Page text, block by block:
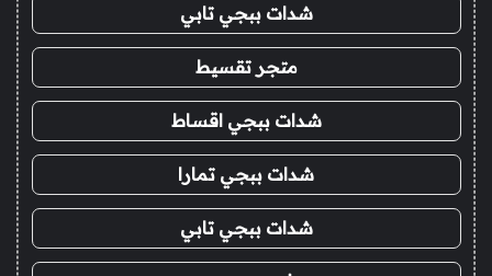
شدات ببجي تابي
متجر تقسيط
شدات ببجي اقساط
شدات ببجي تمارا
شدات ببجي تابي